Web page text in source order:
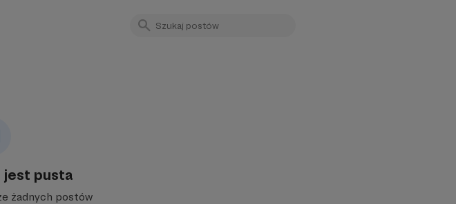
jest pusta
żadnych postów